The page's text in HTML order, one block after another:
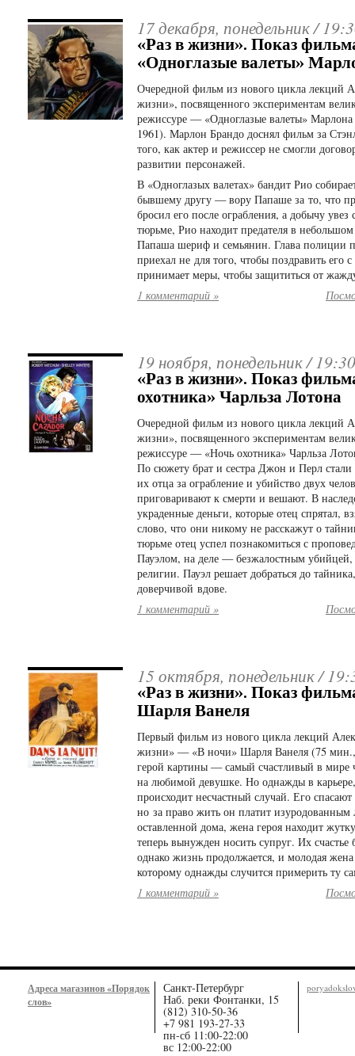
17 декабря, понедельник /
«Раз в жизни». Показ
«Одноглазые валеты»
Очередной фильм из нового цикла лекций
жизни», посвященного экспериментам
режиссуре — «Одноглазые валеты»
1961). Марлон Брандо доснял фильм за
того, как актер и режиссер не смогли
развитии персонажей.
В «Одноглазых валетах» бандит Рио
бывшему другу — вору Папаше за то, что
бросил его после ограбления, а добычу
тюрьме, Рио находит предателя в
Папаша шериф и семьянин. Глава полиции
приехал не для того, чтобы поздравить его
принимает меры, чтобы защититься от
1 комментарий »
19 ноября, понедельник /19:30
«Раз в жизни». Показ
охотника» Чарльза Лотона
Очередной фильм из нового цикла лекций
жизни», посвященного экспериментам
режиссуре — «Ночь охотника» Чарльза
По сюжету брат и сестра Джон и Перл стали
их отца за ограбление и убийство двух
приговаривают к смерти и вешают. В
украденные деньги, которые отец спрятал,
слово, что они никому не расскажут о
тюрьме отец успел познакомиться с
Пауэлом, на деле — безжалостным
религии. Пауэл решает добраться до
доверчивой вдове.
1 комментарий »
15 октября, понедельник /
«Раз в жизни». Показ
Шарля Ванеля
Первый фильм из нового цикла лекций
жизни» — «В ночи» Шарля Ванеля (75
герой картины — самый счастливый в мире
на любимой девушке. Но однажды в карьере,
происходит несчастный случай. Его
но за право жить он платит
оставленной дома, жена героя находит
теперь вынужден носить супруг. Их
однако жизнь продолжается, и молодая
которому однажды случится примерить ту
1 комментарий »
Адреса магазинов «Порядок
слов»
Санкт-Петербург
Наб. реки Фонтанки, 15
(812) 310-50-36
+7 981 193-27-33
пн-сб 11:00-22:00
вс 12:00-22:00